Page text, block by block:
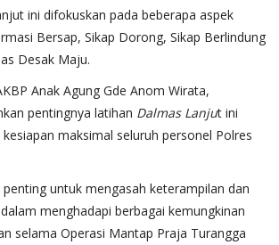
ini difokuskan pada beberapa aspek
Bersap, Sikap Dorong, Sikap Berlindung
Desak Maju.
Anak Agung Gde Anom Wirata,
pentingnya latihan Dalmas Lanjut ini
maksimal seluruh personel Polres
untuk mengasah keterampilan dan
menghadapi berbagai kemungkinan
selama Operasi Mantap Praja Turangga